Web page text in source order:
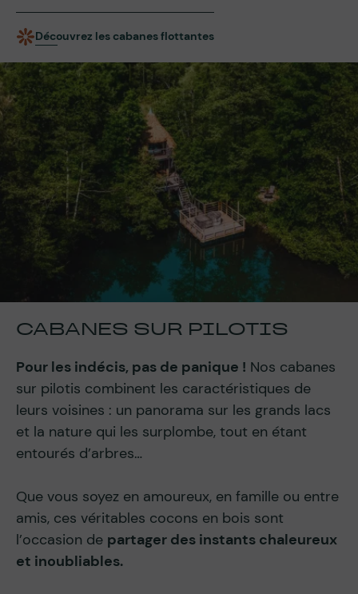
Découvrez les cabanes flottantes
CABANES SUR PILOTIS
Pour les indécis, pas de panique ! Nos cabanes
sur pilotis combinent les caractéristiques de
leurs voisines : un panorama sur les grands lacs
et la nature qui les surplombe, tout en étant
entourés d’arbres…
Que vous soyez en amoureux, en famille ou entre
amis, ces véritables cocons en bois sont
l’occasion de partager des instants chaleureux
et inoubliables.